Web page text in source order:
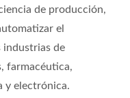
de producción,
el
industrias de
farmacéutica,
y electrónica.